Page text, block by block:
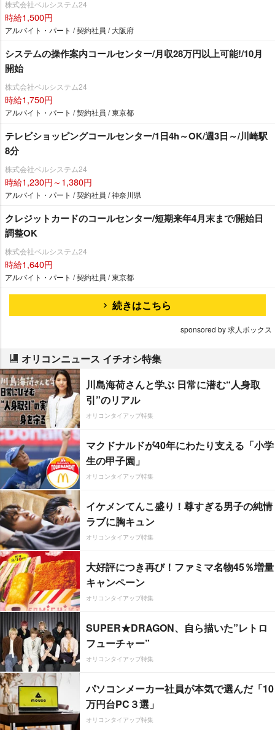
株式会社ベルシステム24
時給1,500円
アルバイト・パート / 契約社員 / 大阪府
システムの操作案内コールセンター/月収28万円以上可能!/10月
開始
株式会社ベルシステム24
時給1,750円
アルバイト・パート / 契約社員 / 東京都
テレビショッピングコールセンター/1日4h～OK/週3日～/川崎駅
8分
株式会社ベルシステム24
時給1,230円～1,380円
アルバイト・パート / 契約社員 / 神奈川県
クレジットカードのコールセンター/短期来年4月末まで/開始日
調整OK
株式会社ベルシステム24
時給1,640円
アルバイト・パート / 契約社員 / 東京都
続きはこちら
sponsored by 求人ボックス
オリコンニュース イチオシ特集
川島海荷さんと学ぶ 日常に潜む“人身取
引”のリアル
オリコンタイアップ特集
マクドナルドが40年にわたり支える「小学
生の甲子園」
オリコンタイアップ特集
イケメンてんこ盛り！尊すぎる男子の純情
ラブに胸キュン
オリコンタイアップ特集
大好評につき再び！ファミマ名物45％増量
キャンペーン
オリコンタイアップ特集
SUPER★DRAGON、自ら描いた”レトロ
フューチャー”
オリコンタイアップ特集
パソコンメーカー社員が本気で選んだ「10
万円台PC３選」
オリコンタイアップ特集